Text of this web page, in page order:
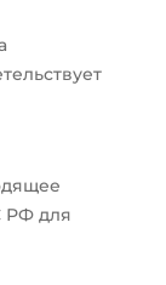
РФ для